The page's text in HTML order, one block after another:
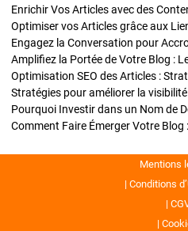
Optimiser vos Articles grâce aux
Engagez la Conversation pour
Amplifiez la Portée de Votre Blog :
Mentions
Conditions